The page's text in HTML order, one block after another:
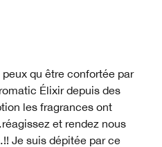
qu être confortée par
Élixir depuis des
les fragrances ont
et rendez nous
Je suis dépitée par ce